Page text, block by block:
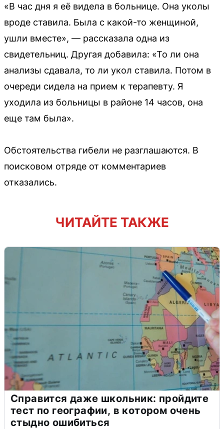
«В час дня я её видела в больнице. Она уколы
вроде ставила. Была с какой-то женщиной,
ушли вместе», — рассказала одна из
свидетельниц. Другая добавила: «То ли она
анализы сдавала, то ли укол ставила. Потом в
очереди сидела на прием к терапевту. Я
уходила из больницы в районе 14 часов, она
еще там была».
Обстоятельства гибели не разглашаются. В
поисковом отряде от комментариев
отказались.
ЧИТАЙТЕ ТАКЖЕ
Справится даже школьник: пройдите
тест по географии, в котором очень
стыдно ошибиться